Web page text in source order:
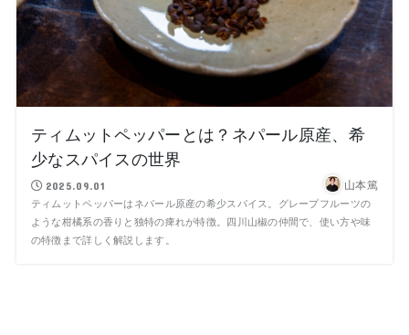
ティムットペッパーとは？ネパール原産、希
少なスパイスの世界
2025.09.01 山本篤
ティムットペッパーはネパール原産の希少スパイス。グレープフルーツの
ような柑橘系の香りと独特の痺れが特徴。四川山椒の仲間で、使い方や味
の特徴まで詳しく解説します。